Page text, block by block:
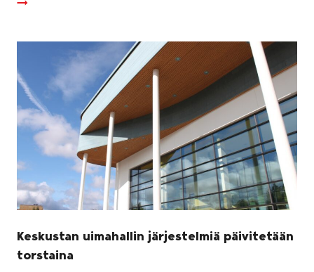
Keskustan uimahallin järjestelmiä päivitetään
torstaina